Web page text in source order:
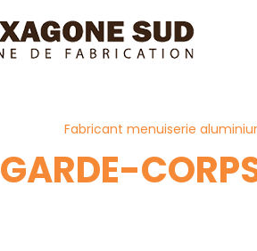
Fabricant menuiserie
GARDE-